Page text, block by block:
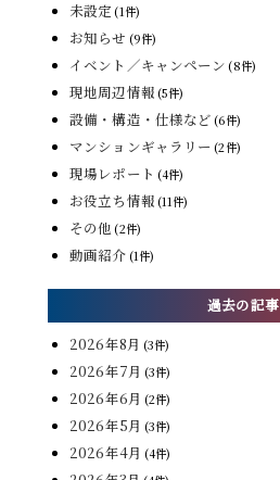
未設定 (1件)
お知らせ (9件)
イベント／キャンペーン (8件)
現地周辺情報 (5件)
設備・構造・仕様など (6件)
マンションギャラリー (2件)
現場レポート (4件)
お役立ち情報 (11件)
その他 (2件)
動画紹介 (1件)
過去の記事
2026年8月 (3件)
2026年7月 (3件)
2026年6月 (2件)
2026年5月 (3件)
2026年4月 (4件)